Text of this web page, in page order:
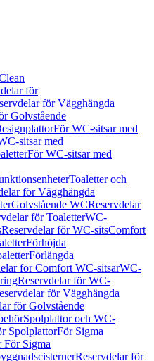
för
för Vägghängda
Golvstående
För WC-sitsar med
sitsar med
För WC-sitsar med
Toaletter och
för Vägghängda
Golvstående WCReservdelar
för ToaletterWC-
Reservdelar för WC-sitsComfort
Förhöjda
Förlängda
för Comfort WC-sitsarWC-
Reservdelar för WC-
för Vägghängda
för Golvstående
Spolplattor och WC-
SpolplattorFör Sigma
För Sigma
Reservdelar för